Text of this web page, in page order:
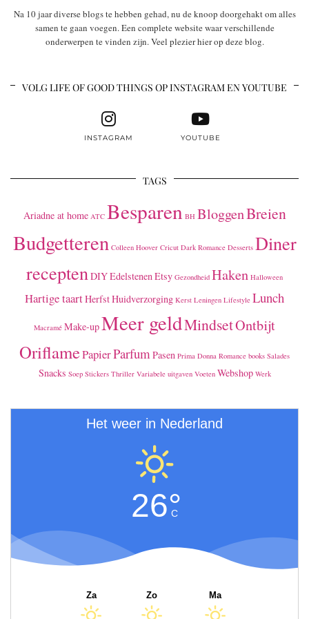
Na 10 jaar diverse blogs te hebben gehad, nu de knoop doorgehakt om alles
samen te gaan voegen. Een complete website waar verschillende
onderwerpen te vinden zijn. Veel plezier hier op deze blog.
VOLG LIFE OF GOOD THINGS OP INSTAGRAM EN YOUTUBE
INSTAGRAM YOUTUBE
TAGS
Ariadne at home ATC Besparen BH BloggenBreien
Budgetteren Colleen Hoover Cricut Dark Romance Desserts Diner
receptenDIYEdelstenenEtsy Gezondheid Haken Halloween
Hartige taartHerfstHuidverzorging Kerst Leningen Lifestyle Lunch
Macramé Make-upMeer geldMindsetOntbijt
OriflamePapierParfumPasen Prima Donna Romance books Salades
Snacks Soep Stickers Thriller Variabele uitgaven Voeten Webshop Werk
Het weer in Nederland
26°
C
Za Zo Ma